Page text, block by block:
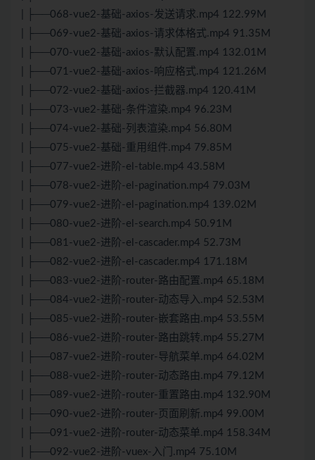
| ├──068-vue2-基础-axios-发送请求.mp4 122.99M
| ├──069-vue2-基础-axios-请求体格式.mp4 91.35M
| ├──070-vue2-基础-axios-默认配置.mp4 132.01M
| ├──071-vue2-基础-axios-响应格式.mp4 121.26M
| ├──072-vue2-基础-axios-拦截器.mp4 120.41M
| ├──073-vue2-基础-条件渲染.mp4 96.23M
| ├──074-vue2-基础-列表渲染.mp4 56.80M
| ├──075-vue2-基础-重用组件.mp4 79.85M
| ├──077-vue2-进阶-el-table.mp4 43.58M
| ├──078-vue2-进阶-el-pagination.mp4 79.03M
| ├──079-vue2-进阶-el-pagination.mp4 139.02M
| ├──080-vue2-进阶-el-search.mp4 50.91M
| ├──081-vue2-进阶-el-cascader.mp4 52.73M
| ├──082-vue2-进阶-el-cascader.mp4 171.18M
| ├──083-vue2-进阶-router-路由配置.mp4 65.18M
| ├──084-vue2-进阶-router-动态导入.mp4 52.53M
| ├──085-vue2-进阶-router-嵌套路由.mp4 53.55M
| ├──086-vue2-进阶-router-路由跳转.mp4 55.27M
| ├──087-vue2-进阶-router-导航菜单.mp4 64.02M
| ├──088-vue2-进阶-router-动态路由.mp4 79.12M
| ├──089-vue2-进阶-router-重置路由.mp4 132.90M
| ├──090-vue2-进阶-router-页面刷新.mp4 99.00M
| ├──091-vue2-进阶-router-动态菜单.mp4 158.34M
| ├──092-vue2-进阶-vuex-入门.mp4 75.10M